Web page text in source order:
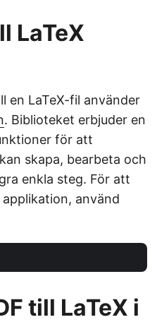
LaTeX
en LaTeX-fil använder
. Biblioteket erbjuder en
för att
skapa, bearbeta och
enkla steg. För att
använd
till LaTeX i